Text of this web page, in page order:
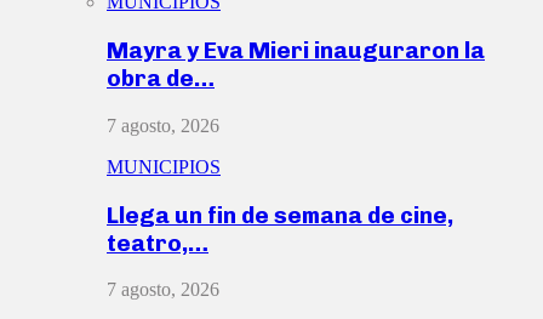
Mayra y Eva Mieri inauguraron la
obra de…
7 agosto, 2026
MUNICIPIOS
Llega un fin de semana de cine,
teatro,…
7 agosto, 2026